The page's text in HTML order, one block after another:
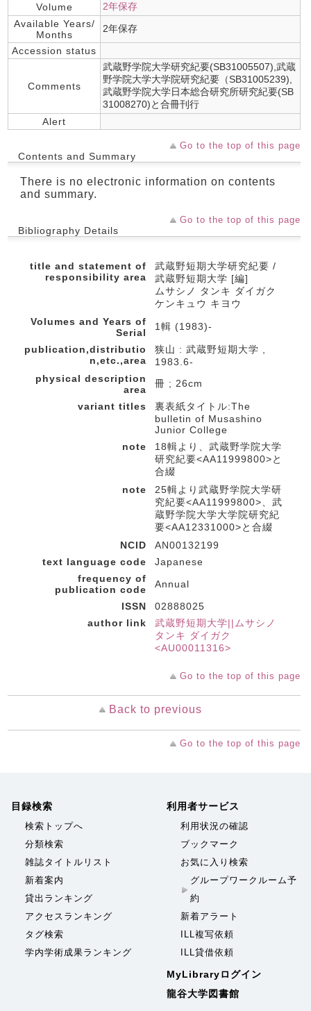
Volume
2年保存
Available Years/
Months
2年保存
Accession status
Comments
武蔵野学院大学研究紀要(SB31005507),武蔵
野学院大学大学院研究紀要（SB31005239),
武蔵野学院大学日本総合研究所研究紀要(SB
31008270)と合冊刊行
Alert
Go to the top of this page
Contents and Summary
There is no electronic information on contents
and summary.
Go to the top of this page
Bibliography Details
title and statement of
responsibility area
武蔵野短期大学研究紀要 /
武蔵野短期大学 [編]
ムサシノ タンキ ダイガク
ケンキュウ キヨウ
Volumes and Years of
Serial
1輯 (1983)-
publication,distributio
n,etc.,area
狭山 : 武蔵野短期大学 ,
1983.6-
physical description
area
冊 ; 26cm
variant titles
裏表紙タイトル:The
bulletin of Musashino
Junior College
note
18輯より、武蔵野学院大学
研究紀要<AA11999800>と
合綴
note
25輯より武蔵野学院大学研
究紀要<AA11999800>、武
蔵野学院大学大学院研究紀
要<AA12331000>と合綴
NCID
AN00132199
text language code
Japanese
frequency of
publication code
Annual
ISSN
02888025
author link
武蔵野短期大学||ムサシノ
タンキ ダイガク
<AU00011316>
Go to the top of this page
Back to previous
Go to the top of this page
目録検索
検索トップへ
分類検索
雑誌タイトルリスト
新着案内
貸出ランキング
アクセスランキング
タグ検索
学内学術成果ランキング
利用者サービス
利用状況の確認
ブックマーク
お気に入り検索
グループワークルーム予
約
新着アラート
ILL複写依頼
ILL貸借依頼
MyLibraryログイン
龍谷大学図書館